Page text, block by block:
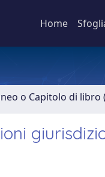
Home
o Capitolo di libro